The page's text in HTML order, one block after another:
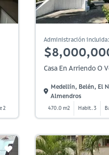
2
Administración incluida:
Casa En Arriendo O
Medellín, Belén, El
Almendros
470.0 m2 Habit. 3